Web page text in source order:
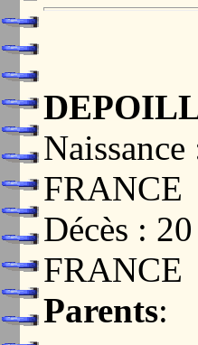
FRANCE
Décès :
FRANCE
Parents: